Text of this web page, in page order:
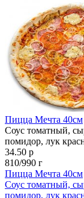
Пицца Мечта 40см
Соус томатный,
помидор, лук
34.50 р
810/990 г
Пицца Мечта 40см
Соус томатный,
помидор, лук